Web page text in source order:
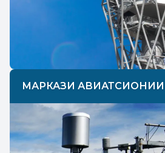
МАРКАЗИ